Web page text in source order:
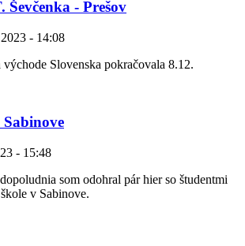
Ševčenka - Prešov
- 14:08
Slovenska pokračovala 8.12.
- 15:48
som odohral pár hier so študentmi
v Sabinove.